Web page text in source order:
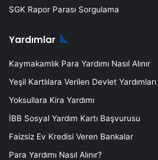
SGK Rapor Parası Sorgulama
Yardımlar
Kaymakamlık Para Yardımı Nasıl Alınır
Yeşil Kartlılara Verilen Devlet Yardımları
Yoksullara Kira Yardımı
İBB Sosyal Yardım Kartı Başvurusu
Faizsiz Ev Kredisi Veren Bankalar
Para Yardımı Nasıl Alınır?